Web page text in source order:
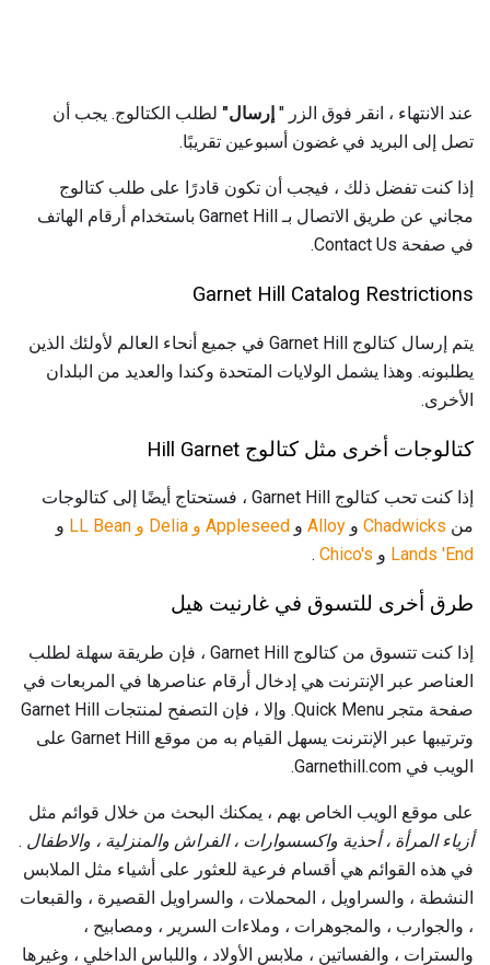
عند الانتهاء ، انقر فوق الزر " إرسال" لطلب الكتالوج. يجب أن
تصل إلى البريد في غضون أسبوعين تقريبًا.
إذا كنت تفضل ذلك ، فيجب أن تكون قادرًا على طلب كتالوج
مجاني عن طريق الاتصال بـ Garnet Hill باستخدام أرقام الهاتف
في صفحة Contact Us.
Garnet Hill Catalog Restrictions
يتم إرسال كتالوج Garnet Hill في جميع أنحاء العالم لأولئك الذين
يطلبونه. وهذا يشمل الولايات المتحدة وكندا والعديد من البلدان
الأخرى.
كتالوجات أخرى مثل كتالوج Hill Garnet
إذا كنت تحب كتالوج Garnet Hill ، فستحتاج أيضًا إلى كتالوجات
من Chadwicks و Alloy و Appleseed و Delia و LL Bean و
Lands 'End و Chico's
.
طرق أخرى للتسوق في غارنيت هيل
إذا كنت تتسوق من كتالوج Garnet Hill ، فإن طريقة سهلة لطلب
العناصر عبر الإنترنت هي إدخال أرقام عناصرها في المربعات في
صفحة متجر Quick Menu. وإلا ، فإن التصفح لمنتجات Garnet Hill
وترتيبها عبر الإنترنت يسهل القيام به من موقع Garnet Hill على
الويب في Garnethill.com.
على موقع الويب الخاص بهم ، يمكنك البحث من خلال قوائم مثل
أزياء المرأة ، أحذية واكسسوارات ، الفراش والمنزلية ، والاطفال .
في هذه القوائم هي أقسام فرعية للعثور على أشياء مثل الملابس
النشطة ، والسراويل ، المحملات ، والسراويل القصيرة ، والقبعات
، والجوارب ، والمجوهرات ، وملاءات السرير ، ومصابيح ،
والسترات ، والفساتين ، ملابس الأولاد ، واللباس الداخلي ، وغيرها